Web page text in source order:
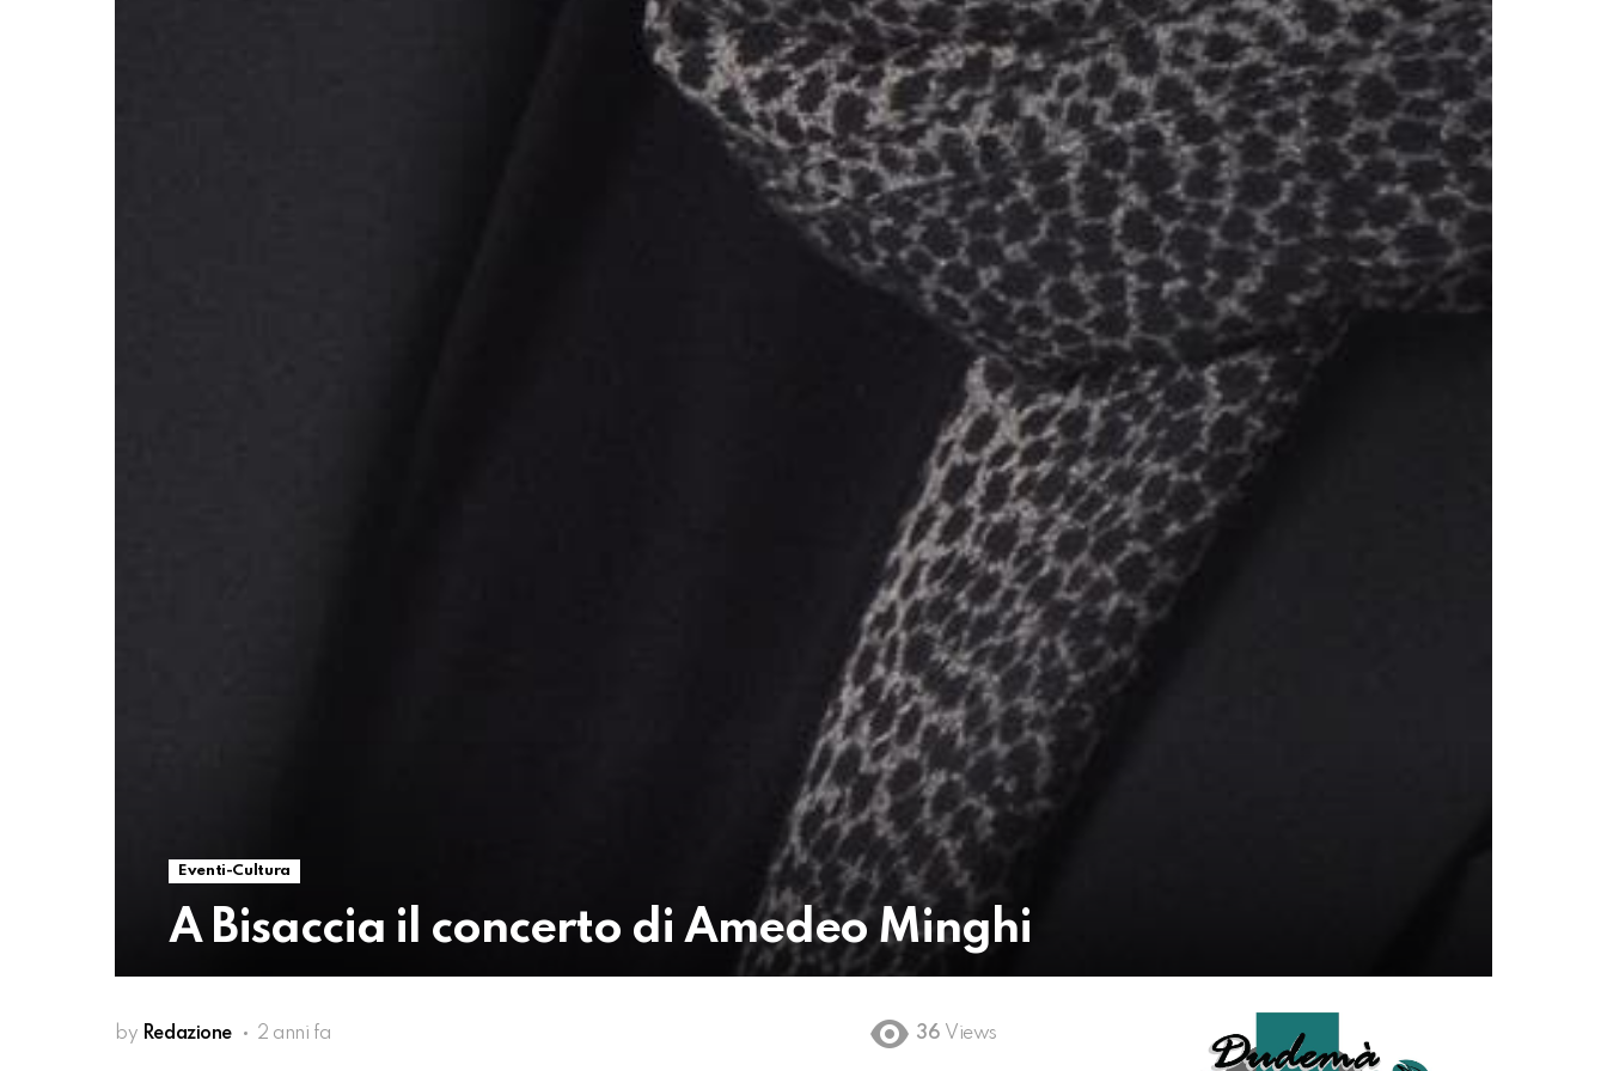
Eventi-Cultura
A Bisaccia il concerto di Amedeo Minghi
by Redazione 2 anni fa 36 Views